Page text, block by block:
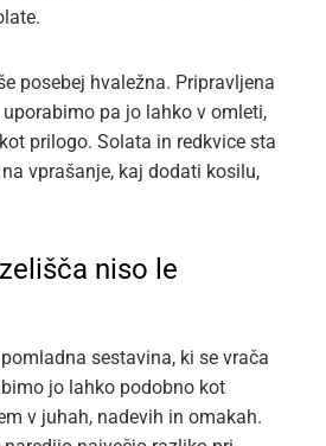
posebej hvaležna. Pripravljena
pa jo lahko v omleti,
prilogo. Solata in redkvice sta
vprašanje, kaj dodati kosilu,
niso le
sestavina, ki se vrača
jo lahko podobno kot
v juhah, nadevih in omakah.